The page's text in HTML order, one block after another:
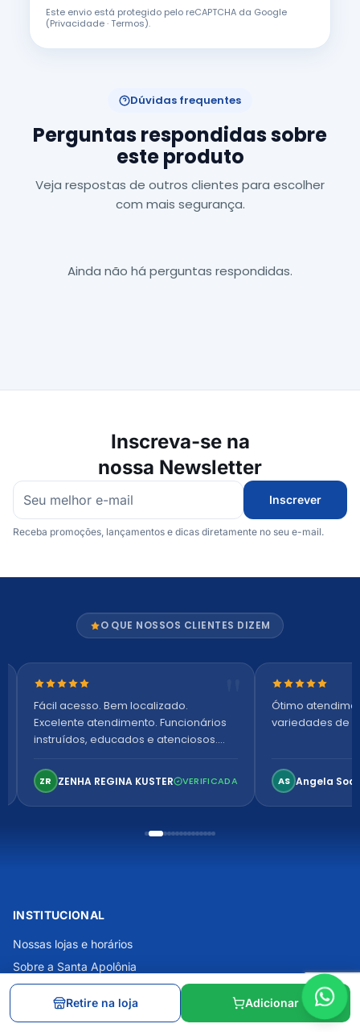
Este envio está protegido pelo reCAPTCHA da Google
(Privacidade·Termos).
Dúvidas frequentes
Perguntas respondidas sobre
este produto
Veja respostas de outros clientes para escolher
com mais segurança.
Ainda não há perguntas respondidas.
Inscreva-se na
nossa Newsletter
Inscrever
Receba promoções, lançamentos e dicas diretamente no seu e-mail.
O QUE NOSSOS CLIENTES DIZEM
Nota 5 de 5 estrelas
Fácil acesso. Bem localizado.
Excelente atendimento. Funcionários
instruídos, educados e atenciosos.
confortável. Perfeito!
ZR ZENHA REGINA KUSTER VERIFICADA
Nota 5 de 5
Ótimo
variedades de
AS Angela
INSTITUCIONAL
Nossas lojas e horários
Sobre a Santa Apolônia
Blog
Como escolher a meia de compressão
Retire na loja Adicionar